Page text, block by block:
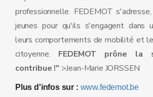
professionnelle. FEDEMOT
jeunes pour qu'ils s'engagent dans
leurs comportements de mobilité et
citoyenne. FEDEMOT prône
contribue !">Jean-Marie JORSSEN
Plus d'infos sur : www.fedemot.be